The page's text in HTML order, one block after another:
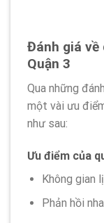
Đánh giá về
Quận 3
Qua những
một vài ưu
như sau:
Ưu điểm của
Không gian
Phản hồi